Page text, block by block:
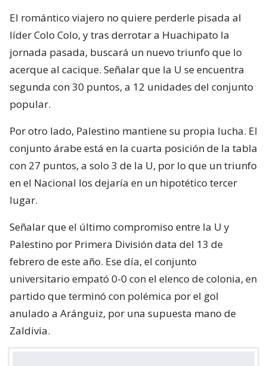
El romántico viajero no quiere perderle pisada al
líder Colo Colo, y tras derrotar a Huachipato la
jornada pasada, buscará un nuevo triunfo que lo
acerque al cacique. Señalar que la U se encuentra
segunda con 30 puntos, a 12 unidades del conjunto
popular.
Por otro lado, Palestino mantiene su propia lucha. El
conjunto árabe está en la cuarta posición de la tabla
con 27 puntos, a solo 3 de la U, por lo que un triunfo
en el Nacional los dejaría en un hipotético tercer
lugar.
Señalar que el último compromiso entre la U y
Palestino por Primera División data del 13 de
febrero de este año. Ese día, el conjunto
universitario empató 0-0 con el elenco de colonia, en
partido que terminó con polémica por el gol
anulado a Aránguiz, por una supuesta mano de
Zaldivia.